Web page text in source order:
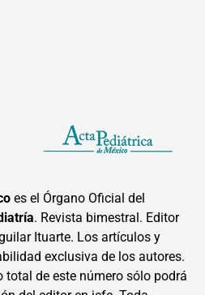
es el Órgano Oficial del
. Revista bimestral. Editor
Ituarte. Los artículos y
exclusiva de los autores.
total de este número sólo podrá